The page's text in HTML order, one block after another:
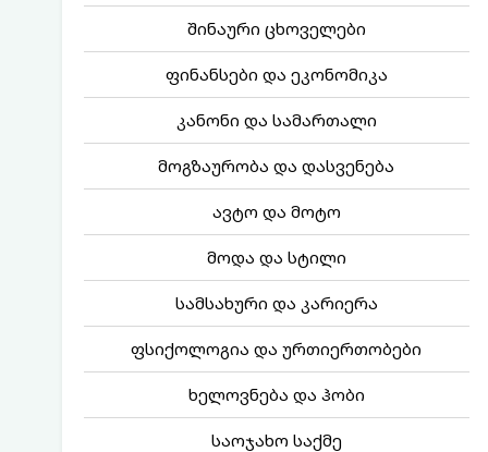
შინაური ცხოველები
ფინანსები და ეკონომიკა
კანონი და სამართალი
მოგზაურობა და დასვენება
ავტო და მოტო
მოდა და სტილი
სამსახური და კარიერა
ფსიქოლოგია და ურთიერთობები
ხელოვნება და ჰობი
საოჯახო საქმე